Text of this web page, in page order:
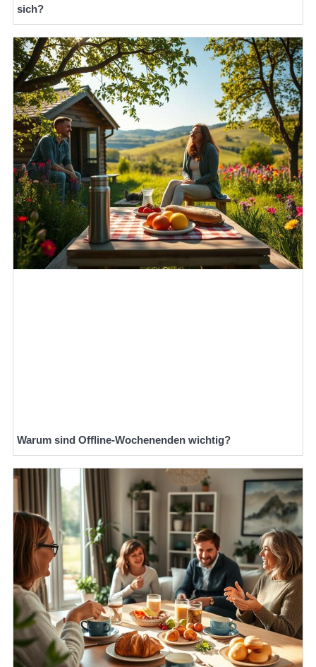
sich?
Warum sind Offline-Wochenenden wichtig?